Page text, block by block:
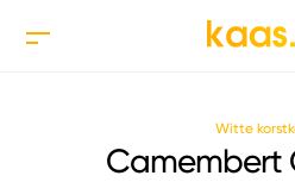
Witte
Camembert